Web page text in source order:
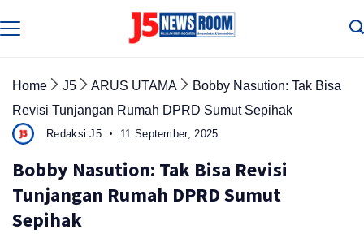
to
Home J5 ARUS UTAMA
Bobby Nasution: Tak Bisa
Revisi Tunjangan Rumah DPRD Sumut Sepihak
Redaksi J5 11 September, 2025
Bobby Nasution: Tak Bisa Revisi
Tunjangan Rumah DPRD Sumut
Sepihak